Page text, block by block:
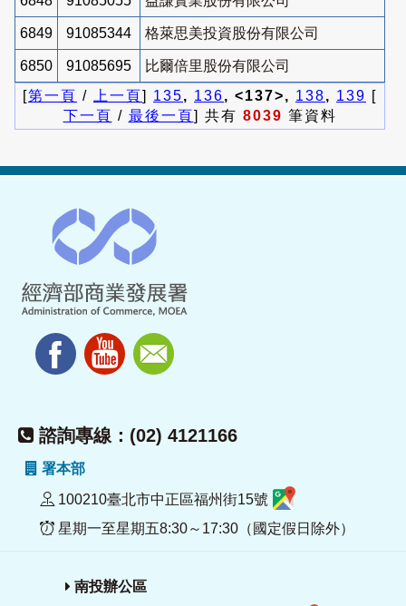
6849 91085344 格萊思美投資股份有限公司
6850 91085695
比爾倍里股份有限公司
[第一頁 / 上一頁] 135, 136, <137>, 138, 139 [
下一頁 / 最後一頁] 共有 8039 筆資料
諮詢專線：(02) 4121166
署本部
100210臺北市中正區福州街15號
星期一至星期五8:30～17:30（國定假日除外）
南投辦公區